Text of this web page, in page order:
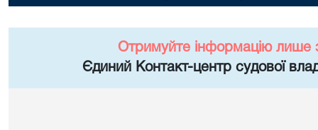
Отримуйте інформацію лише
Єдиний Контакт-центр судової